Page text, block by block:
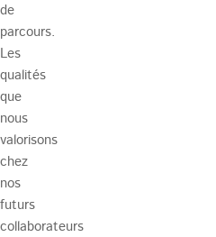
de
parcours.
Les
qualités
que
nous
valorisons
chez
nos
futurs
collaborateurs